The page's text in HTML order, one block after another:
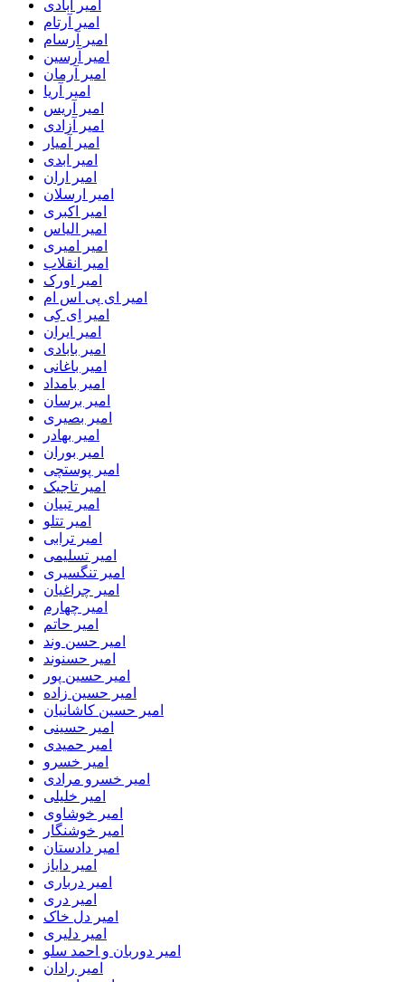
امیر آبادی
امیر آرتام
امیر آرسام
امیر آرسین
امیر آرمان
امیر آریا
امیر آریس
امیر آزادی
امیر آمیار
امیر ابدی
امیر اران
امیر ارسلان
امیر اکبری
امیر الیاس
امیر امیری
امیر انقلاب
امیر اورک
امیر ای پی اس ام
امیر اِی کِی
امیر ایران
امیر بابادی
امیر باغانی
امیر بامداد
امیر برسان
امیر بصیری
امیر بهادر
امیر بوران
امیر پوستچی
امیر تاجیک
امیر تبیان
امیر تتلو
امیر ترابی
امیر تسلیمی
امیر تنگسیری
امیر چراغیان
امیر چهارم
امیر حاتم
امیر حسن وند
امیر حسنوند
امیر حسین پور
امیر حسین زاده
امیر حسین کاشانیان
امیر حسینی
امیر حمیدی
امیر خسرو
امیر خسرو مرادی
امیر خلیلی
امیر خوشاوی
امیر خوشنگار
امیر دادستان
امیر دایاز
امیر درباری
امیر دری
امیر دل خاک
امیر دلیری
امیر دوربان و احمد سلو
امیر رادان